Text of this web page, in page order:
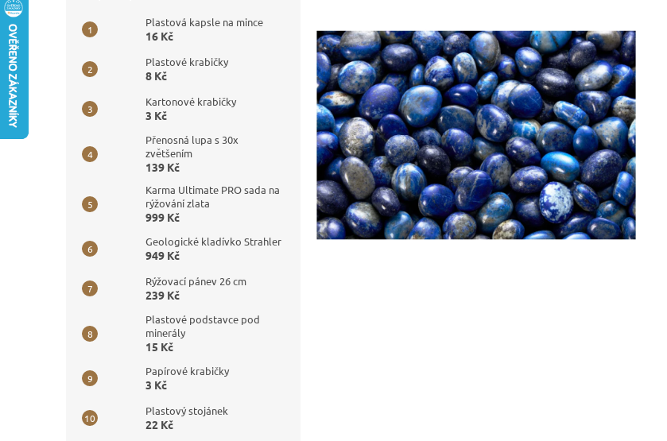
Plastová kapsle na mince
16 Kč
Plastové krabičky
8 Kč
Kartonové krabičky
3 Kč
Přenosná lupa s 30x
zvětšením
139 Kč
Karma Ultimate PRO sada na
rýžování zlata
999 Kč
Geologické kladívko Strahler
949 Kč
Rýžovací pánev 26 cm
239 Kč
Plastové podstavce pod
minerály
15 Kč
Papírové krabičky
3 Kč
Plastový stojánek
22 Kč